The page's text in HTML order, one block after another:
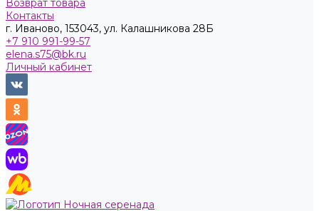
Возврат товара
Контакты
г. Иваново, 153043, ул. Калашникова 28Б
+7 910 991-99-57
elena.s75@bk.ru
Личный кабинет